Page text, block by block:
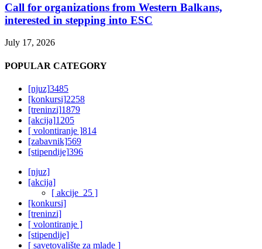
Call for organizations from Western Balkans,
interested in stepping into ESC
July 17, 2026
POPULAR CATEGORY
[njuz]3485
[konkursi]2258
[treninzi]1879
[akcija]1205
[ volontiranje ]814
[zabavnik]569
[stipendije]396
[njuz]
[akcija]
[ akcije_25 ]
[konkursi]
[treninzi]
[ volontiranje ]
[stipendije]
[ savetovalište za mlade ]